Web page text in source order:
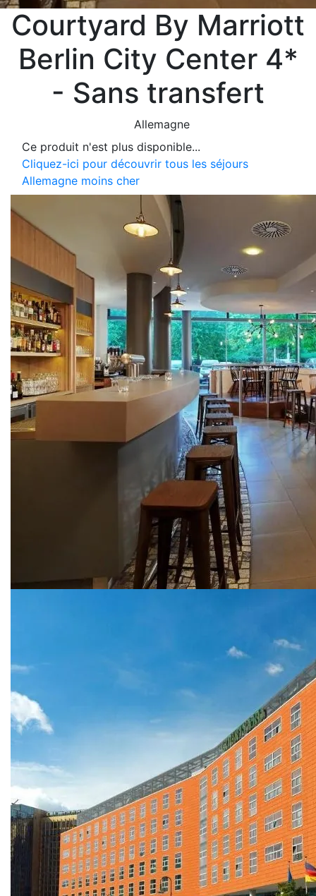
Courtyard By Marriott
Berlin City Center 4*
- Sans transfert
Allemagne
Ce produit n'est plus disponible...
Cliquez-ici pour découvrir tous les séjours
Allemagne moins cher